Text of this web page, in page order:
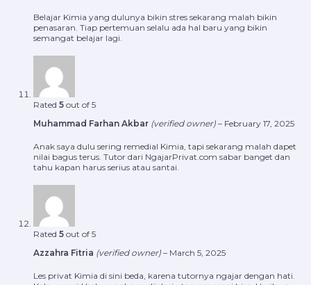
Belajar Kimia yang dulunya bikin stres sekarang malah bikin
penasaran. Tiap pertemuan selalu ada hal baru yang bikin
semangat belajar lagi.
Rated 5 out of 5
Muhammad Farhan Akbar (verified owner) – February 17, 2025
Anak saya dulu sering remedial Kimia, tapi sekarang malah dapet
nilai bagus terus. Tutor dari NgajarPrivat.com sabar banget dan
tahu kapan harus serius atau santai.
Rated 5 out of 5
Azzahra Fitria (verified owner) – March 5, 2025
Les privat Kimia di sini beda, karena tutornya ngajar dengan hati.